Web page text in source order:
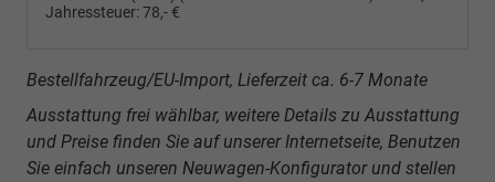
Jahressteuer:78,- €
Bestellfahrzeug/EU-Import, Lieferzeit ca. 6-7 Monate
Ausstattung frei wählbar, weitere Details zu Ausstattung
und Preise finden Sie auf unserer Internetseite, Benutzen
Sie einfach unseren Neuwagen-Konfigurator und stellen